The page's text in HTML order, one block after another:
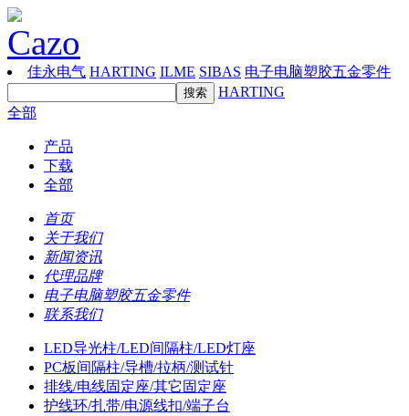
佳永电气 HARTING ILME SIBAS 电子电脑塑胶五金零件
HARTING
全部
产品
下载
全部
首页
关于我们
新闻资讯
代理品牌
电子电脑塑胶五金零件
联系我们
LED导光柱/LED间隔柱/LED灯座
PC板间隔柱/导槽/拉柄/测试针
排线/电线固定座/其它固定座
护线环/扎带/电源线扣/端子台